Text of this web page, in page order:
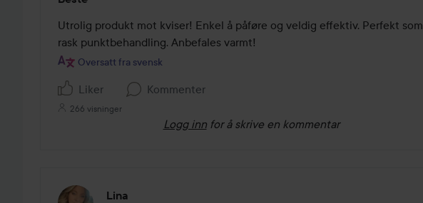
5
av
5
Utrolig produkt mot kviser! Enkel å påføre og veldig effektiv. Perfekt som
rask punktbehandling. Anbefales varmt!
Oversatt fra svensk
Liker Kommenter
266 visninger
Logg inn for å skrive en kommentar
Lina